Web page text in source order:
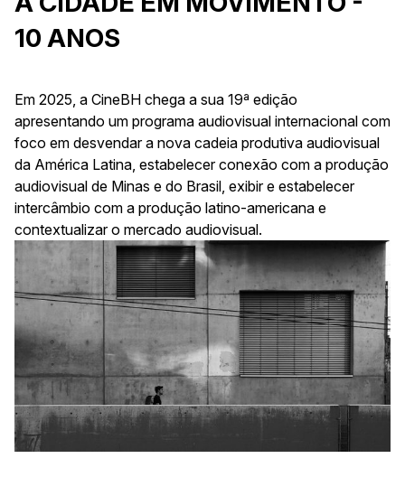
10 ANOS
Em 2025, a CineBH chega a sua 19ª edição
apresentando um programa audiovisual internacional com
foco em desvendar a nova cadeia produtiva audiovisual
da América Latina, estabelecer conexão com a produção
audiovisual de Minas e do Brasil, exibir e estabelecer
intercâmbio com a produção latino-americana e
contextualizar o mercado audiovisual.